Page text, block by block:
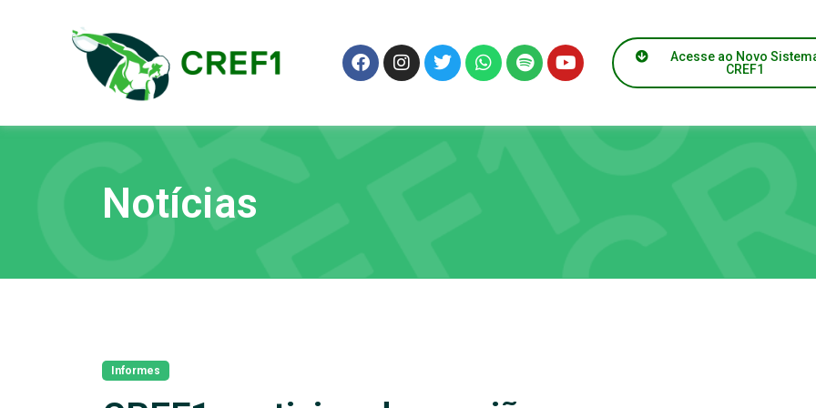
Acesse ao Novo
CREF1
Notícias
Informes